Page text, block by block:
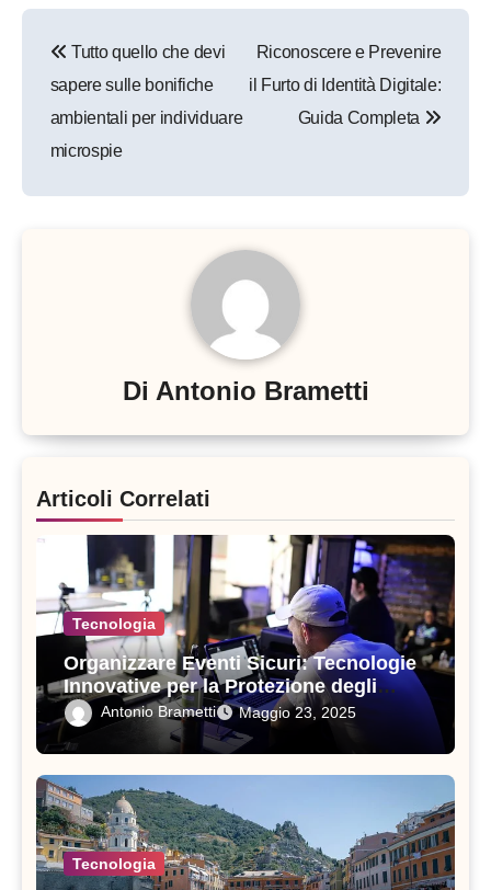
articoli
Tutto quello che devi
sapere sulle bonifiche
ambientali per individuare
microspie
Riconoscere e Prevenire
il Furto di Identità Digitale:
Guida Completa
Di Antonio Brametti
Articoli Correlati
Tecnologia
Organizzare Eventi Sicuri: Tecnologie
Innovative per la Protezione degli
OspitiAntonio Brametti Maggio 23, 2025
Tecnologia